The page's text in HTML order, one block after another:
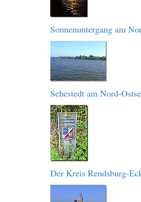
Sonnenuntergang am
Sehestedt am Nord-
Der Kreis Rendsburg-